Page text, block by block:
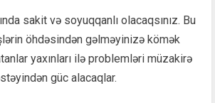
sakit və soyuqqanlı olacaqsınız. Bu
öhdəsindən gəlməyinizə kömək
yaxınları ilə problemləri müzakirə
güc alacaqlar.